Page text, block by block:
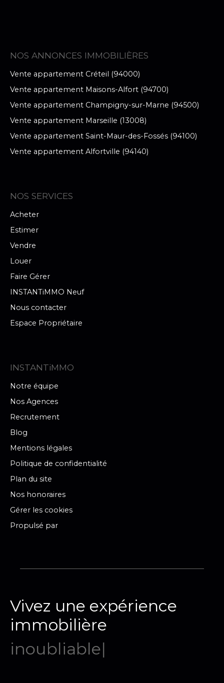
NOS ANNONCES IMMOBILIÈRES
Vente appartement Créteil (94000)
Vente appartement Maisons-Alfort (94700)
Vente appartement Champigny-sur-Marne (94500)
Vente appartement Marseille (13008)
Vente appartement Saint-Maur-des-Fossés (94100)
Vente appartement Alfortville (94140)
NOS SERVICES
Acheter
Estimer
Vendre
Louer
Faire Gérer
INSTANTiMMO Neuf
Nous contacter
Espace Propriétaire
INSTANTiMMO
Notre équipe
Nos Agences
Recrutement
Blog
Mentions légales
Politique de confidentialité
Plan du site
Nos honoraires
Gérer les cookies
Propulsé par
Vivez une expérience
immobilière
mémo|